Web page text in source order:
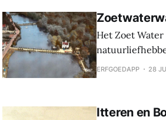
Het Zoet
Hier werden
ERFGOEDAPP 28
Itteren en